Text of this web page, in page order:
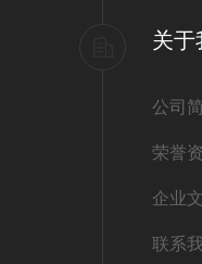
关于
公司
荣誉
企业
联系